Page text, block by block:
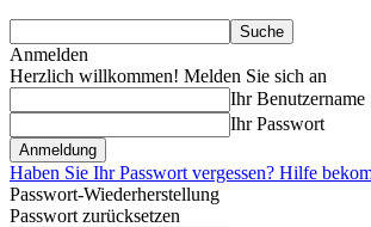
Anmelden
Herzlich willkommen! Melden Sie sich an
Ihr Benutzername
Ihr Passwort
Haben Sie Ihr Passwort vergessen? Hilfe
Passwort-Wiederherstellung
Passwort zurücksetzen